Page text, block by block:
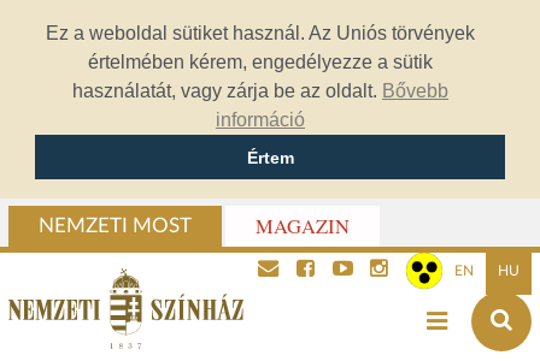
Ez a weboldal sütiket használ. Az Uniós törvények
értelmében kérem, engedélyezze a sütik
használatát, vagy zárja be az oldalt. Bővebb
információ
Értem
NEMZETI MOST MAGAZIN
EN HU